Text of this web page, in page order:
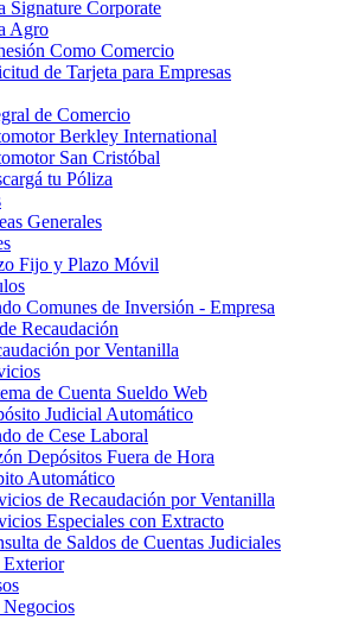
Signature Corporate
Agro
Como Comercio
de Tarjeta para Empresas
de Comercio
Berkley International
San Cristóbal
tu Póliza
Generales
Fijo y Plazo Móvil
Comunes de Inversión - Empresa
Recaudación
por Ventanilla
de Cuenta Sueldo Web
Judicial Automático
de Cese Laboral
Depósitos Fuera de Hora
Automático
de Recaudación por Ventanilla
Especiales con Extracto
de Saldos de Cuentas Judiciales